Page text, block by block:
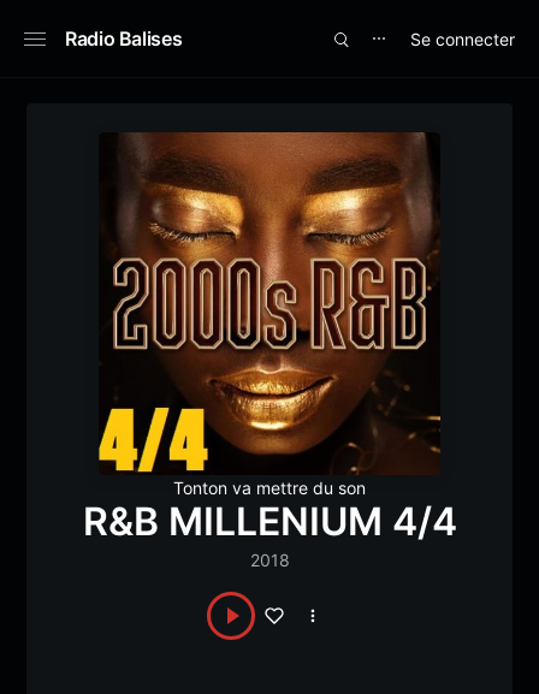
Radio Balises ⋯ Se connecter
Tonton va mettre du son
R&B MILLENIUM 4/4
2018